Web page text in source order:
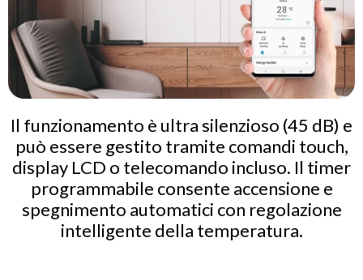
Il funzionamento è ultra silenzioso (45 dB) e
può essere gestito tramite comandi touch,
display LCD o telecomando incluso. Il timer
programmabile consente accensione e
spegnimento automatici con regolazione
intelligente della temperatura.